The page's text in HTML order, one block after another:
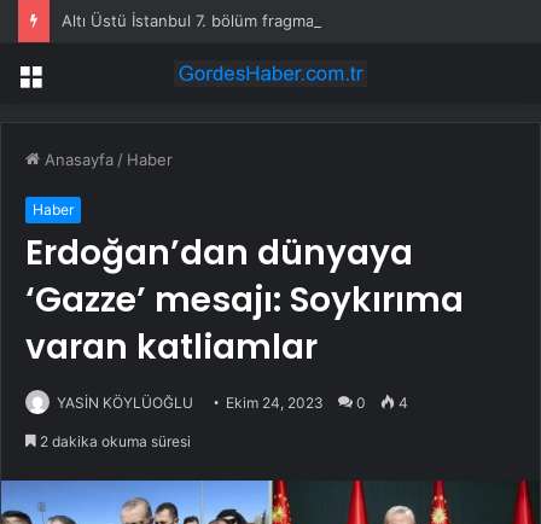
Altı Üstü İstanbul 7. bölüm fragmanı yayınlandı mı?
Menü
Anasayfa / Haber
Haber
Erdoğan’dan dünyaya
‘Gazze’ mesajı: Soykırıma
varan katliamlar
YASİN KÖYLÜOĞLU Ekim 24, 2023 0 4
2 dakika okuma süresi